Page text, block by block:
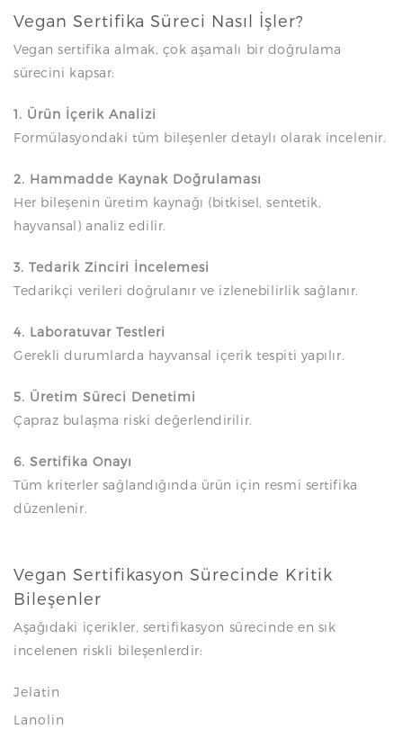
Vegan Sertifika Süreci Nasıl İşler?
Vegan sertifika almak, çok aşamalı bir doğrulama
sürecini kapsar:
1. Ürün İçerik Analizi
Formülasyondaki tüm bileşenler detaylı olarak incelenir.
2. Hammadde Kaynak Doğrulaması
Her bileşenin üretim kaynağı (bitkisel, sentetik,
hayvansal) analiz edilir.
3. Tedarik Zinciri İncelemesi
Tedarikçi verileri doğrulanır ve izlenebilirlik sağlanır.
4. Laboratuvar Testleri
Gerekli durumlarda hayvansal içerik tespiti yapılır.
5. Üretim Süreci Denetimi
Çapraz bulaşma riski değerlendirilir.
6. Sertifika Onayı
Tüm kriterler sağlandığında ürün için resmi sertifika
düzenlenir.
Vegan Sertifikasyon Sürecinde Kritik
Bileşenler
Aşağıdaki içerikler, sertifikasyon sürecinde en sık
incelenen riskli bileşenlerdir:
Jelatin
Lanolin